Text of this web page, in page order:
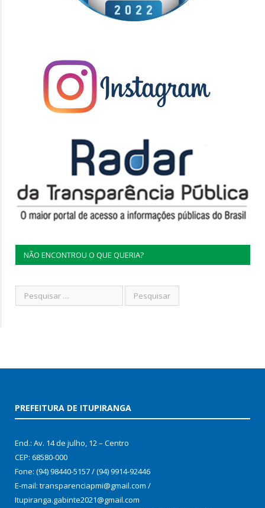
NÃO ENCONTROU O QUE QUERIA?
PREFEITURA DE ITUPIRANGA
End.: Av. 14 de julho, 12 – Centro
CEP: 68580-000
Fone: (94) 98440-5157 / (94) 9914-92446
E-mail: transparenciapmi@gmail.com /
Itupiranga.gabinte2021@gmail.com